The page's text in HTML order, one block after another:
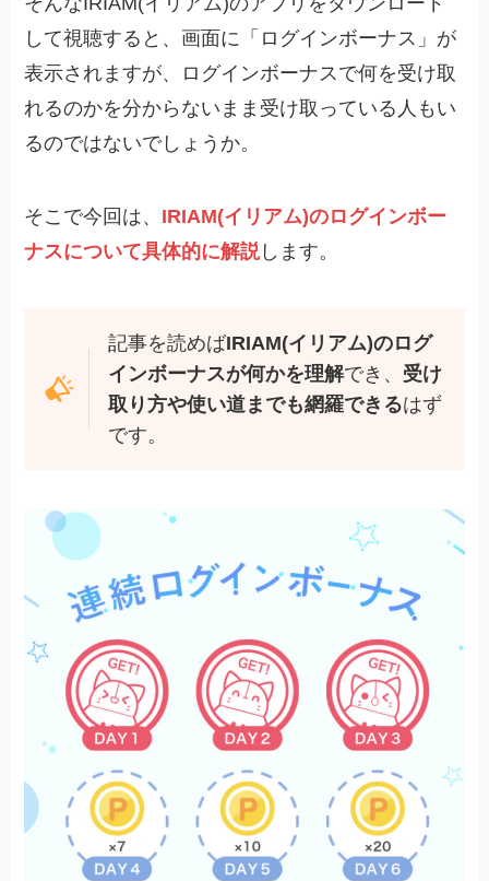
して視聴すると、画面に「ログインボーナス」が
表示されますが、ログインボーナスで何を受け取
れるのかを分からないまま受け取っている人もい
るのではないでしょうか。
そこで今回は、 IRIAM(イリアム)のログインボー
ナスについて具体的に解説します。
記事を読めばIRIAM(イリアム)のログ
インボーナスが何かを理解でき、 受け
取り方や使い道までも網羅できるはず
です。